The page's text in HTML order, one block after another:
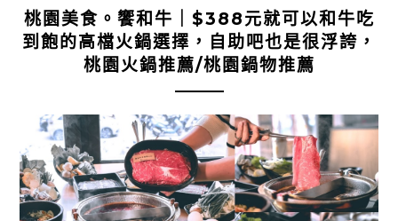
桃園美食。饗和牛｜$388元就可以和牛吃
到飽的高檔火鍋選擇，自助吧也是很浮誇，
桃園火鍋推薦/桃園鍋物推薦